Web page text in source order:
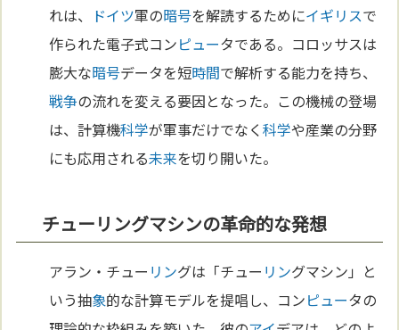
れは、 ドイツ軍の暗号を解読するためにイギリスで
作られた電子式コンピュータである。コロッサスは
膨大な暗号データを短時間で解析する能力を持ち、
戦争の流れを変える要因となった。この機械の登場
は、計算機科学が軍事だけでなく科学や産業の分野
にも応用される未来を切り開いた。
チューリングマシンの革命的な発想
アラン・チュー リングは「チュー リングマシン」と
いう抽象的な計算モデルを提唱し、コンピュータの